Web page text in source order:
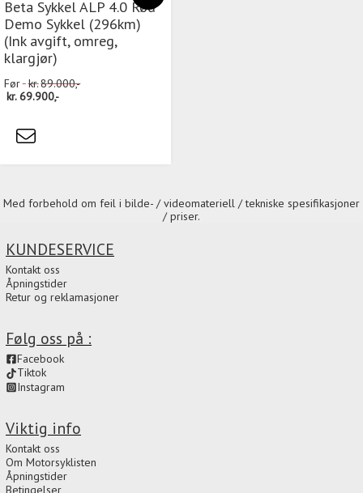
Beta Sykkel ALP 4.0 Rød
Demo Sykkel (296km)
(Ink avgift, omreg,
klargjør)
Før kr.89.000,-
kr.69.900,-
Med forbehold om feil i bilde- / videomateriell / tekniske spesifikasjoner
/ priser.
Viktig info
Kontakt oss
Om Motorsyklisten
Åpningstider
Betingelser
Følg oss på :
Facebook
Tiktok
Instagram
KUNDESERVICE
Kontakt oss
Åpningstider
Retur og reklamasjoner